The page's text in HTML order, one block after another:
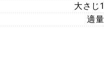
大さじ1
適量